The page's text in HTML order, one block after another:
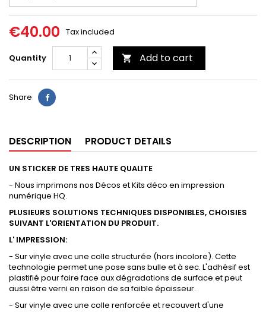
€40.00 Tax included
Quantity  Add to cart
Share
DESCRIPTION PRODUCT DETAILS
UN STICKER DE TRES HAUTE QUALITE
- Nous imprimons nos Décos et Kits déco en impression
numérique HQ.
PLUSIEURS SOLUTIONS TECHNIQUES DISPONIBLES, CHOISIES
SUIVANT L'ORIENTATION DU PRODUIT.
L' IMPRESSION:
- Sur vinyle avec une colle structurée (hors incolore). Cette
technologie permet une pose sans bulle et à sec. L'adhésif est
plastifié pour faire face aux dégradations de surface et peut
aussi être verni en raison de sa faible épaisseur.
- Sur vinyle avec une colle renforcée et recouvert d'une